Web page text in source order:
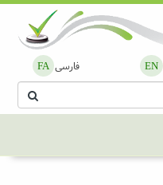
EN
FA فارسی